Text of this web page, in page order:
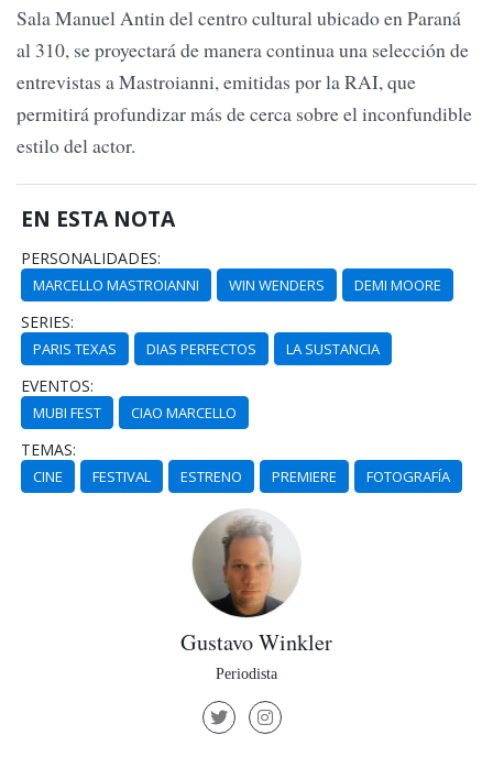
Sala Manuel Antin del centro cultural ubicado en Paraná
al 310, se proyectará de manera continua una selección de
entrevistas a Mastroianni, emitidas por la RAI, que
permitirá profundizar más de cerca sobre el inconfundible
estilo del actor.
EN ESTA NOTA
PERSONALIDADES:
MARCELLO MASTROIANNI WIN WENDERS DEMI MOORE
SERIES:
PARIS TEXAS DIAS PERFECTOS LA SUSTANCIA
EVENTOS:
MUBI FEST CIAO MARCELLO
TEMAS:
CINE FESTIVAL ESTRENO PREMIERE FOTOGRAFÍA
Gustavo Winkler
Periodista